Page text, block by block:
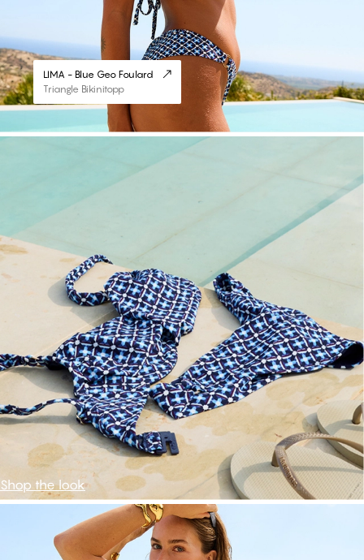
LIMA - Blue Geo Foulard
Triangle Bikinitopp
Shop the look